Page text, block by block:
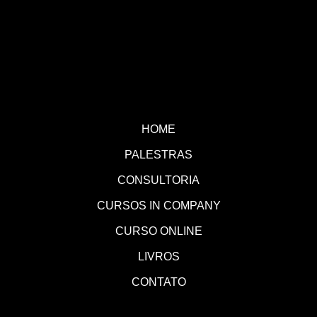
HOME
PALESTRAS
CONSULTORIA
CURSOS IN COMPANY
CURSO ONLINE
LIVROS
CONTATO